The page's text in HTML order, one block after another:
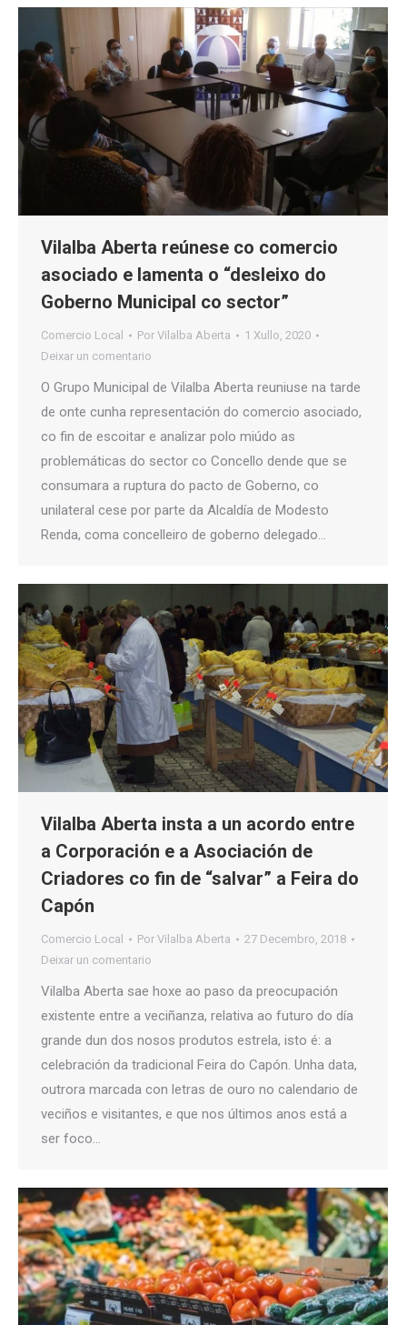
Vilalba Aberta reúnese co comercio
asociado e lamenta o “desleixo do
Goberno Municipal co sector”
Comercio Local Por Vilalba Aberta
1 Xullo, 2020
Deixar un comentario
O Grupo Municipal de Vilalba Aberta reuniuse na tarde
de onte cunha representación do comercio asociado,
co fin de escoitar e analizar polo miúdo as
problemáticas do sector co Concello dende que se
consumara a ruptura do pacto de Goberno, co
unilateral cese por parte da Alcaldía de Modesto
Renda, coma concelleiro de goberno delegado…
Vilalba Aberta insta a un acordo entre
a Corporación e a Asociación de
Criadores co fin de “salvar” a Feira do
Capón
Comercio Local Por Vilalba Aberta
27 Decembro, 2018
Deixar un comentario
Vilalba Aberta sae hoxe ao paso da preocupación
existente entre a veciñanza, relativa ao futuro do día
grande dun dos nosos produtos estrela, isto é: a
celebración da tradicional Feira do Capón. Unha data,
outrora marcada con letras de ouro no calendario de
veciños e visitantes, e que nos últimos anos está a
ser foco…